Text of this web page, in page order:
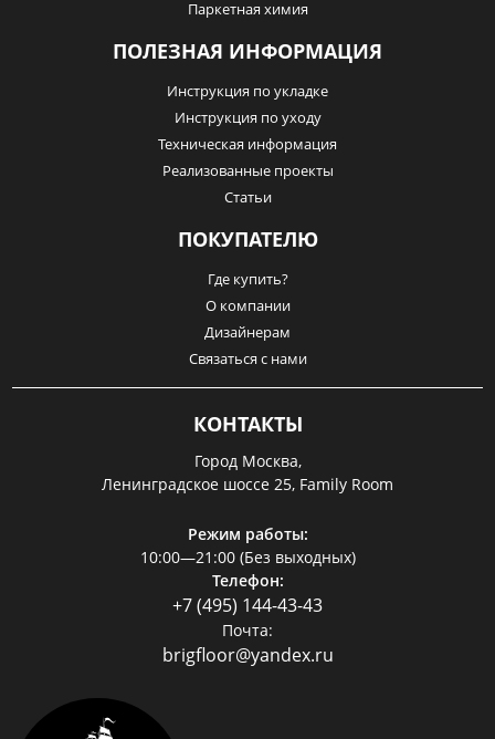
Паркетная химия
ПОЛЕЗНАЯ ИНФОРМАЦИЯ
Инструкция по укладке
Инструкция по уходу
Техническая информация
Реализованные проекты
Статьи
ПОКУПАТЕЛЮ
Где купить?
О компании
Дизайнерам
Связаться с нами
КОНТАКТЫ
Город Москва,
Ленинградское шоссе 25, Family Room
Режим работы:
10:00—21:00 (Без выходных)
Телефон:
+7 (495) 144-43-43
Почта:
brigfloor@yandex.ru